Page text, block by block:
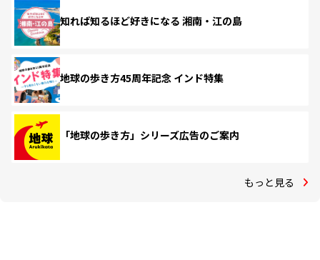
知れば知るほど好きになる 湘南・江の島
地球の歩き方45周年記念 インド特集
「地球の歩き方」シリーズ広告のご案内
もっと見る